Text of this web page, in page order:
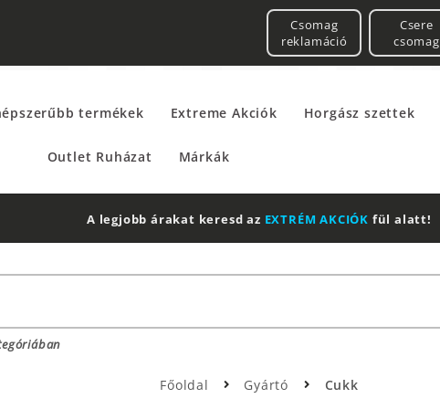
Csomag
reklamáció
Csere
csomag
termékek Extreme Akciók Horgász szettek
Outlet Ruházat Márkák
A legjobb árakat keresd az EXTRÉM AKCIÓK fül alatt!
Főoldal Gyártó Cukk